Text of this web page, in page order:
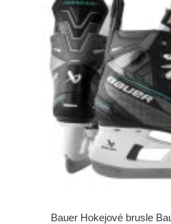
Bauer Hokejové brusle